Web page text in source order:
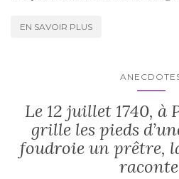
EN SAVOIR PLUS
Le 12 juillet 1740, à
grille les pieds
foudroie un prêtre,